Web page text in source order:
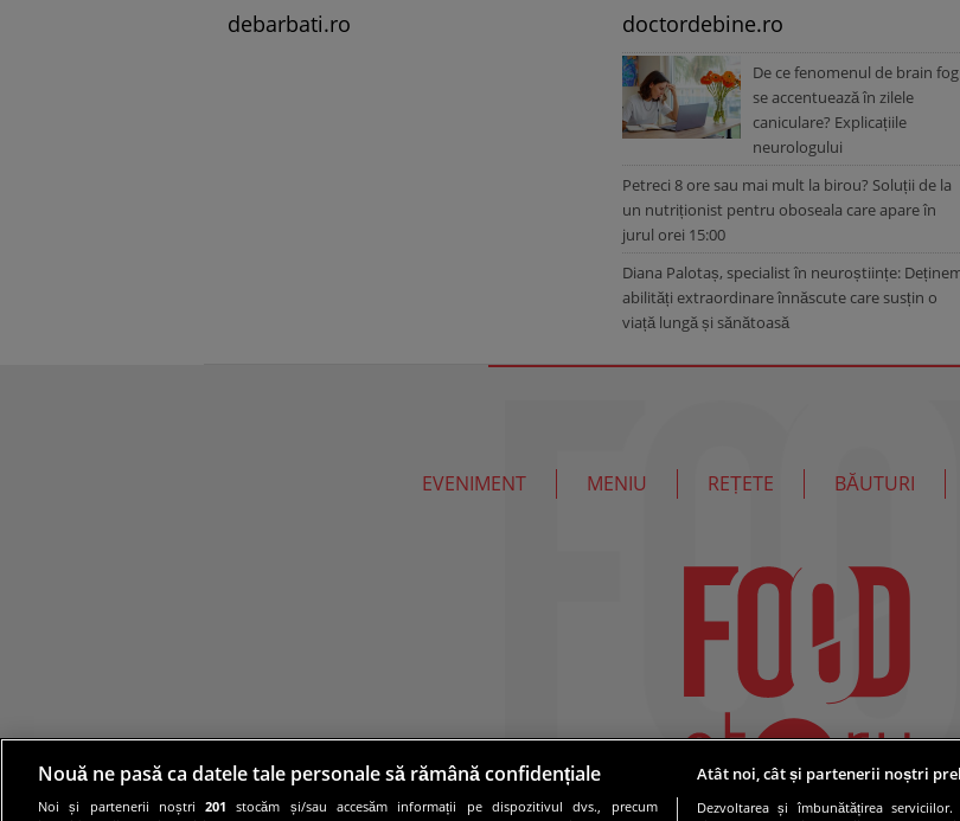
debarbati.ro doctordebine.ro
De ce fenomenul de brain fog
se accentuează în zilele
caniculare? Explicațiile
neurologului
Petreci 8 ore sau mai mult la birou? Soluții de la
un nutriționist pentru oboseala care apare în
jurul orei 15:00
Diana Palotaș, specialist în neuroștiințe:
abilități extraordinare înnăscute care susțin o
viață lungă și sănătoasă
EVENIMENT MENIU REȚETE BĂUTURI
Nouă ne pasă ca datele tale personale să rămână confidențiale
Noi și partenerii noștri201 stocăm și/sau accesăm informații pe dispozitivul dvs., precum
Atât noi, cât și partenerii noștri
Dezvoltarea și îmbunătățirea